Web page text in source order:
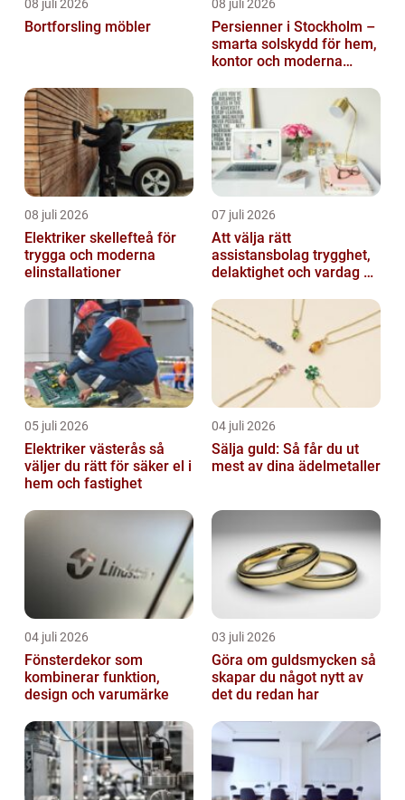
08 juli 2026
Bortforsling möbler
08 juli 2026
Persienner i Stockholm –
smarta solskydd för hem,
kontor och moderna
08 juli 2026
Elektriker skellefteå för
trygga och moderna
elinstallationer
07 juli 2026
Att välja rätt
assistansbolag trygghet,
delaktighet och vardag på
05 juli 2026
Elektriker västerås så
väljer du rätt för säker el i
hem och fastighet
04 juli 2026
Sälja guld: Så får du ut
mest av dina ädelmetaller
04 juli 2026
Fönsterdekor som
kombinerar funktion,
design och varumärke
03 juli 2026
Göra om guldsmycken så
skapar du något nytt av
det du redan har